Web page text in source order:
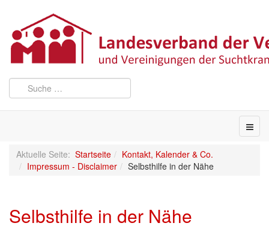
Aktuelle Seite: Startseite
Kontakt, Kalender & Co.
Impressum - Disclaimer
Selbsthilfe in der Nähe
Selbsthilfe in der Nähe